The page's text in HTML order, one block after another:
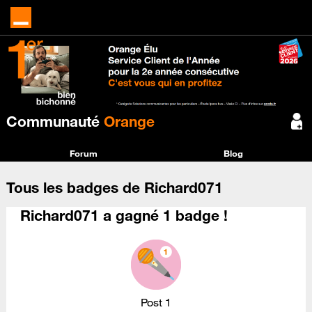
Communauté Orange
Forum Blog
Tous les badges de Richard071
Richard071 a gagné 1 badge !
Post 1